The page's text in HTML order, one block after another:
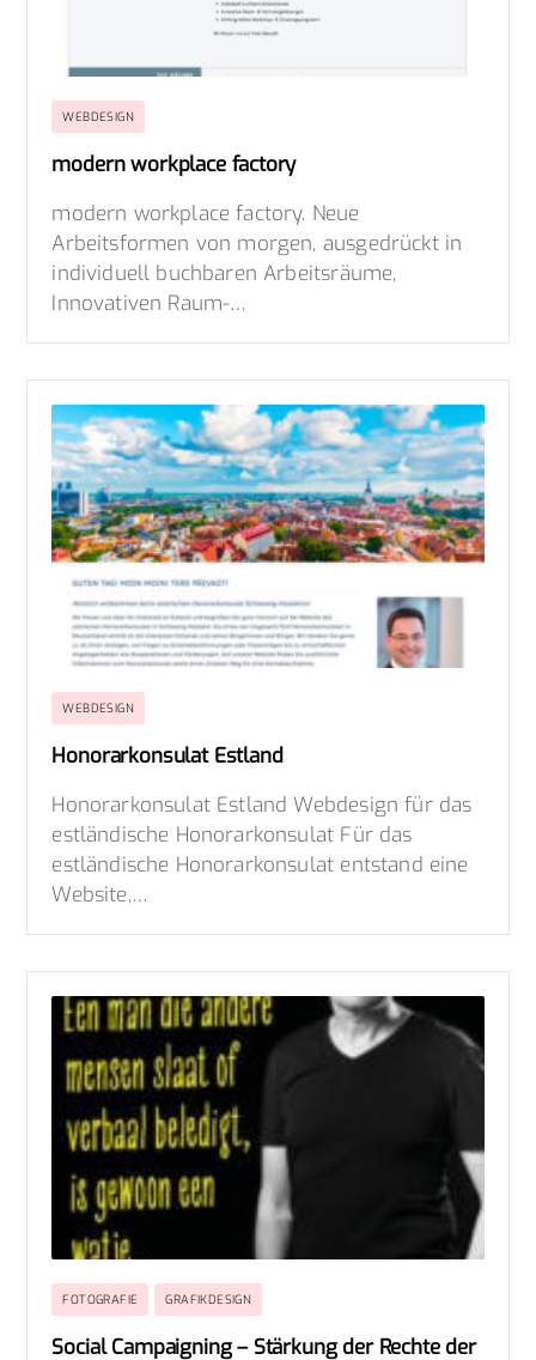
WEBDESIGN
modern workplace factory
modern workplace factory. Neue
Arbeitsformen von morgen, ausgedrückt in
individuell buchbaren Arbeitsräume,
Innovativen Raum-…
WEBDESIGN
Honorarkonsulat Estland
Honorarkonsulat Estland Webdesign für das
estländische Honorarkonsulat Für das
estländische Honorarkonsulat entstand eine
Website,…
FOTOGRAFIE GRAFIKDESIGN
Social Campaigning – Stärkung der Rechte der